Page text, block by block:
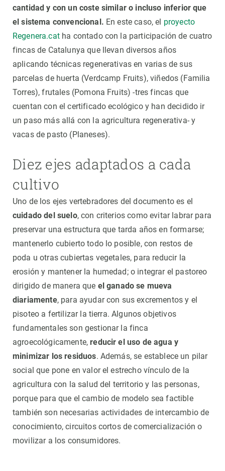
cantidad y con un coste similar o incluso inferior que
el sistema convencional. En este caso, el proyecto
Regenera.catha contado con la participación de cuatro
fincas de Catalunya que llevan diversos años
aplicando técnicas regenerativas en varias de sus
parcelas de huerta (Verdcamp Fruits), viñedos (Familia
Torres), frutales (Pomona Fruits) -tres fincas que
cuentan con el certificado ecológico y han decidido ir
un paso más allá con la agricultura regenerativa- y
vacas de pasto (Planeses).
Diez ejes adaptados a cada
cultivo
Uno de los ejes vertebradores del documento es el
cuidado del suelo, con criterios como evitar labrar para
preservar una estructura que tarda años en formarse;
mantenerlo cubierto todo lo posible, con restos de
poda u otras cubiertas vegetales, para reducir la
erosión y mantener la humedad; o integrar el pastoreo
dirigido de manera que el ganado se mueva
diariamente, para ayudar con sus excrementos y el
pisoteo a fertilizar la tierra. Algunos objetivos
fundamentales son gestionar la finca
agroecológicamente,reducir el uso de agua y
minimizar los residuos. Además, se establece un pilar
social que pone en valor el estrecho vínculo de la
agricultura con la salud del territorio y las personas,
porque para que el cambio de modelo sea factible
también son necesarias actividades de intercambio de
conocimiento, circuitos cortos de comercialización o
movilizar a los consumidores.